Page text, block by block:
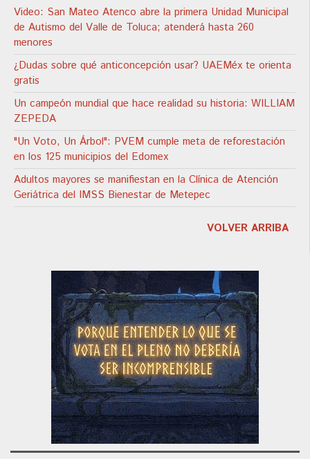
Video: San Mateo Atenco abre la primera Unidad Municipal
de Autismo del Valle de Toluca; atenderá hasta 260
menores
¿Dudas sobre qué anticoncepción usar? UAEMéx te orienta
gratis
Un campeón mundial que hace realidad su historia: WILLIAM
ZEPEDA
"Un Voto, Un Árbol": PVEM cumple meta de reforestación
en los 125 municipios del Edomex
Adultos mayores se manifiestan en la Clínica de Atención
Geriátrica del IMSS Bienestar de Metepec
VOLVER ARRIBA